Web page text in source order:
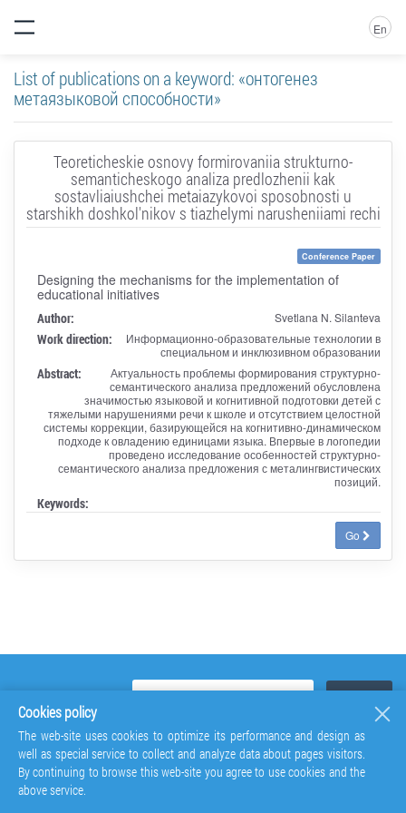
En
List of publications on a keyword: «онтогенез
метаязыковой способности»
Teoreticheskie osnovy formirovaniia strukturno-
semanticheskogo analiza predlozhenii kak
sostavliaiushchei metaiazykovoi sposobnosti u
starshikh doshkol'nikov s tiazhelymi narusheniiami rechi
Conference Paper
Designing the mechanisms for the implementation of
educational initiatives
Author: Svetlana N. Silanteva
Work direction:
Информационно-образовательные технологии в
специальном и инклюзивном образовании
Abstract:
Актуальность проблемы формирования структурно-
семантического анализа предложений обусловлена
значимостью языковой и когнитивной подготовки детей с
тяжелыми нарушениями речи к школе и отсутствием целостной
системы коррекции, базирующейся на когнитивно-динамическом
подходе к овладению единицами языка. Впервые в логопедии
проведено исследование особенностей структурно-
семантического анализа предложения с металингвистических
позиций.
Keywords:
Go
Cookies policy
The web-site uses cookies to optimize its performance and design as
well as special service to collect and analyze data about pages visitors.
By continuing to browse this web-site you agree to use cookies and the
above service.